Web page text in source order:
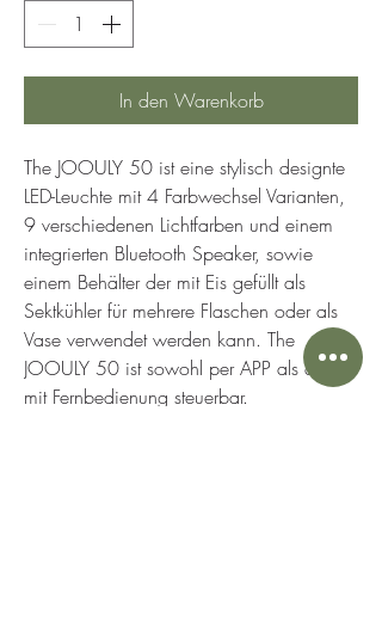
In den Warenkorb
The JOOULY 50 ist eine stylisch designte
LED-Leuchte mit 4 Farbwechsel Varianten,
9 verschiedenen Lichtfarben und einem
integrierten Bluetooth Speaker, sowie
einem Behälter der mit Eis gefüllt als
Sektkühler für mehrere Flaschen oder als
Vase verwendet werden kann. The
JOOULY 50 ist sowohl per APP als auch
mit Fernbedienung steuerbar.